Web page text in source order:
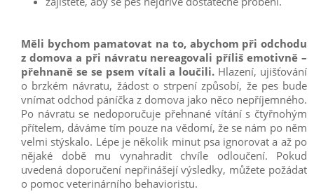
Měli bychom pamatovat na to, abychom při odchodu
z domova a při návratu nereagovali příliš emotivně –
přehnaně se se psem vítali a loučili. Hlazení, ujišťování
o brzkém návratu, žádost o strpení způsobí, že pes bude
vnímat odchod páníčka z domova jako něco nepříjemného.
Po návratu se nedoporučuje přehnané vítání s čtyřnohým
přítelem, dáváme tím pouze na vědomí, že se nám po něm
velmi stýskalo. Lépe je několik minut psa ignorovat a až po
nějaké době mu vynahradit chvíle odloučení. Pokud
uvedená doporučení nepřinášejí výsledky, můžete požádat
o pomoc veterinárního behavioristu.